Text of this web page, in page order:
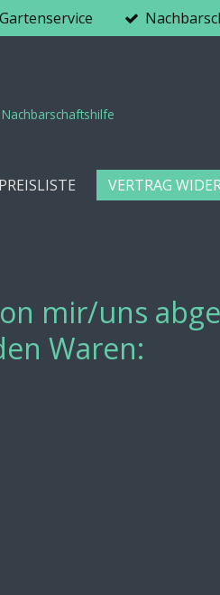
Gartenservice
PREISLISTE VERTRAG
mir/uns
Waren: